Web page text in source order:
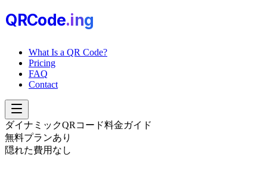
QRCode.ing
What Is a QR Code?
Pricing
FAQ
Contact
ダイナミックQRコード料金ガイド
無料プランあり
隠れた費用なし